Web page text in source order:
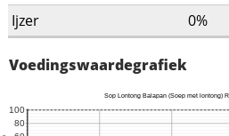
Ijzer 0%
Voedingswaardegrafiek